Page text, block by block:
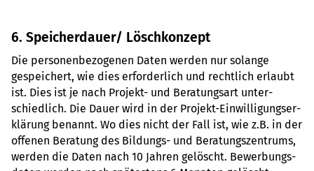
6. Spei­cherdauer/ Lösch­kon­zept
Die per­so­nen­be­zo­ge­nen Daten werden nur solange
gespei­chert, wie dies erfor­der­lich und recht­lich erlaubt
ist. Dies ist je nach Pro­jekt- und Bera­tungs­art unter­
schied­lich. Die Dauer wird in der Pro­jekt-Ein­wil­li­gungs­er­
klä­rung benannt. Wo dies nicht der Fall ist, wie z.B. in der
offe­nen Bera­tung des Bil­dungs- und Bera­tungs­zen­trums,
werden die Daten nach 10 Jahren gelöscht. Bewer­bungs­